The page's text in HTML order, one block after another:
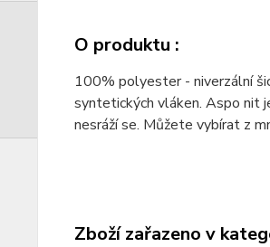
O produktu :
100% polyester - niverzální
syntetických vláken. Aspo nit
nesráží se. Můžete vybírat z
Zboží zařazeno v